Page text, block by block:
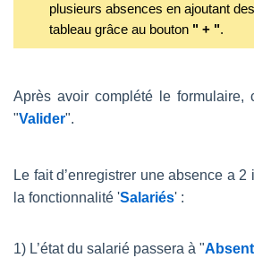
plusieurs absences en ajoutant
tableau grâce au bouton " + ".
Après avoir complété le formulaire,
"Valider".
Le fait d’enregistrer une absence a
la fonctionnalité 'Salariés' :
1) L’état du salarié passera à "Absent